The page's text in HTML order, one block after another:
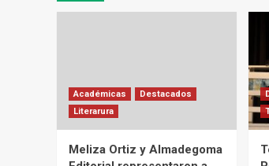
Académicas
Destacados
Literarura
Meliza Ortiz y Almadegoma